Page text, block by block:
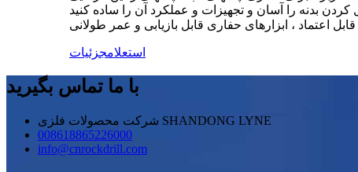
استعلامجزئیات
با ما تماس بگیرید
شرکت محصولات فلزی SHANDONG LYNE
008618865226000
info@cnrockdrill.com